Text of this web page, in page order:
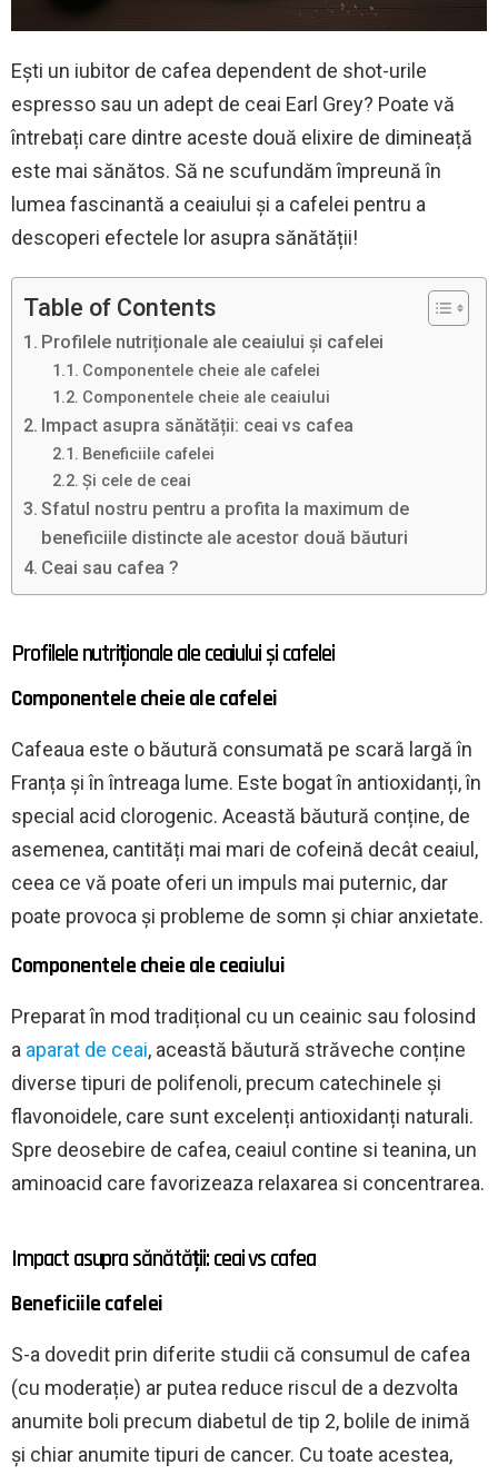
Ești un iubitor de cafea dependent de shot-urile
espresso sau un adept de ceai Earl Grey? Poate vă
întrebați care dintre aceste două elixire de dimineață
este mai sănătos. Să ne scufundăm împreună în
lumea fascinantă a ceaiului și a cafelei pentru a
descoperi efectele lor asupra sănătății!
Table of Contents
Profilele nutriționale ale ceaiului și cafelei
Componentele cheie ale cafelei
Componentele cheie ale ceaiului
Impact asupra sănătății: ceai vs cafea
Beneficiile cafelei
Și cele de ceai
Sfatul nostru pentru a profita la maximum de
beneficiile distincte ale acestor două băuturi
Ceai sau cafea ?
Profilele nutriționale ale ceaiului și cafelei
Componentele cheie ale cafelei
Cafeaua este o băutură consumată pe scară largă în
Franța și în întreaga lume. Este bogat în antioxidanți, în
special acid clorogenic. Această băutură conține, de
asemenea, cantități mai mari de cofeină decât ceaiul,
ceea ce vă poate oferi un impuls mai puternic, dar
poate provoca și probleme de somn și chiar anxietate.
Componentele cheie ale ceaiului
Preparat în mod tradițional cu un ceainic sau folosind
a aparat de ceai, această băutură străveche conține
diverse tipuri de polifenoli, precum catechinele și
flavonoidele, care sunt excelenți antioxidanți naturali.
Spre deosebire de cafea, ceaiul contine si teanina, un
aminoacid care favorizeaza relaxarea si concentrarea.
Impact asupra sănătății: ceai vs cafea
Beneficiile cafelei
S-a dovedit prin diferite studii că consumul de cafea
(cu moderație) ar putea reduce riscul de a dezvolta
anumite boli precum diabetul de tip 2, bolile de inimă
și chiar anumite tipuri de cancer. Cu toate acestea,